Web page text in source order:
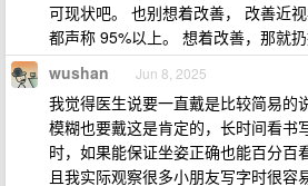
可现状吧。 也别想着改善， 改善近
都声称 95%以上。 想着改善，那就扔
wushan Jun 8, 2025
我觉得医生说要一直戴是比较简易的
模糊也要戴这是肯定的，长时间看书
时，如果能保证坐姿正确也能百分百
且我实际观察很多小朋友写字时很容